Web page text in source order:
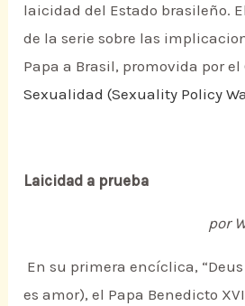
laicidad del Estado brasileño.
de la serie sobre las
Papa a Brasil, promovida por el
Sexualidad (Sexuality Policy
Laicidad a prueba
por
En su primera encíclica,
es amor), el Papa Benedicto